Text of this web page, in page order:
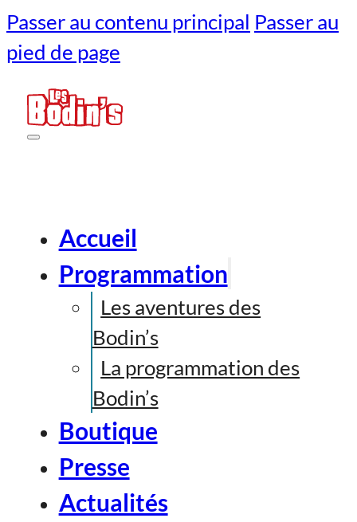
Passer au contenu principal Passer au
pied de page
Accueil
Programmation
Les aventures des
Bodin’s
La programmation des
Bodin’s
Boutique
Presse
Actualités